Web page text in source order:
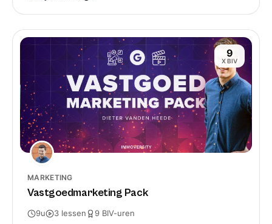
9
X BIV
MARKETING
Vastgoedmarketing Pack
9u 3 lessen 9 BIV-uren